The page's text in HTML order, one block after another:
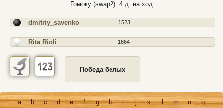
Гомоку (swap2): 4 д. на ход
dmitriy_savenko 1523
Rita Rioli 1664
Победа белых
a b c d e f g h i j k l m n
o